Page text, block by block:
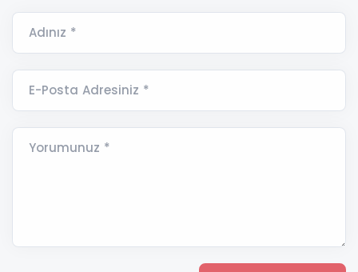
Adınız *
E-Posta Adresiniz *
Yorumunuz *